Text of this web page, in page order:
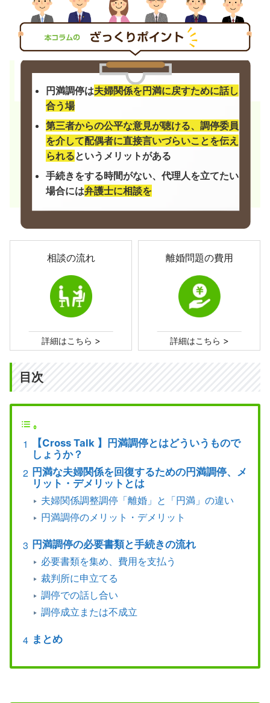
円満調停は夫婦関係を円満に戻すために話し
合う場
第三者からの公平な意見が聴ける、調停委員
を介して配偶者に直接言いづらいことを伝え
られるというメリットがある
手続きをする時間がない、代理人を立てたい
場合には弁護士に相談を
相談の流れ
詳細はこちら >
離婚問題の費用
詳細はこちら >
目次
【Cross Talk 】円満調停とはどういうもので
しょうか？
円満な夫婦関係を回復するための円満調停、メ
リット・デメリットとは
夫婦関係調整調停「離婚」と「円満」の違い
円満調停のメリット・デメリット
円満調停の必要書類と手続きの流れ
必要書類を集め、費用を支払う
裁判所に申立てる
調停での話し合い
調停成立または不成立
まとめ